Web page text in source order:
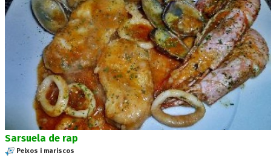
Sarsuela de rap
Peixos i mariscos